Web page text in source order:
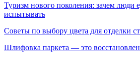
Туризм нового поколения: зачем люди
испытывать
Советы по выбору цвета для отделки
Шлифовка паркета — это